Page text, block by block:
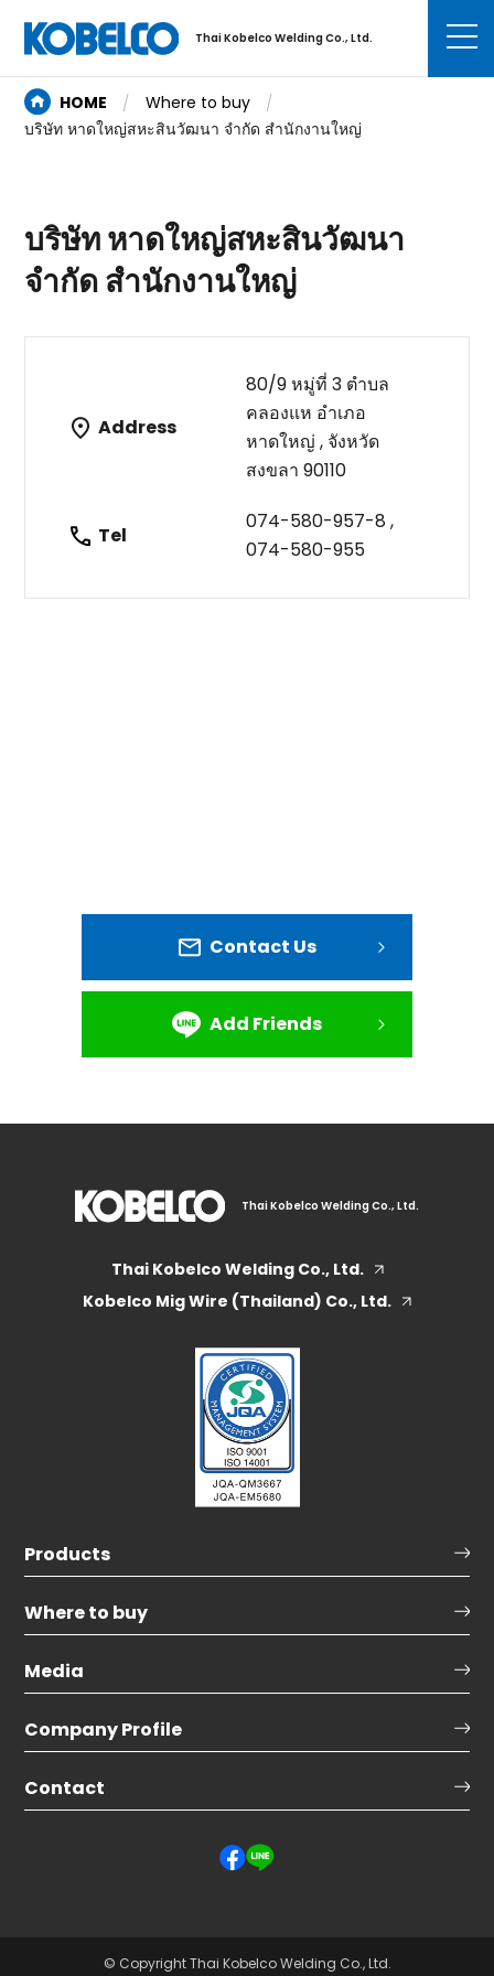
Thai Kobelco Welding Co., Ltd.
HOME
Where to buy
บริษัท หาดใหญ่สหะสินวัฒนา จำกัด สำนักงานใหญ่
บริษัท หาดใหญ่สหะสินวัฒนา
จำกัด สำนักงานใหญ่
Address
80/9 หมู่ที่ 3 ตำบล
คลองแห อำเภอ
หาดใหญ่ , จังหวัด
สงขลา 90110
Tel
074-580-957-8 ,
074-580-955
Contact Us
Add Friends
Thai Kobelco Welding Co., Ltd.
Thai Kobelco Welding Co., Ltd.
Kobelco Mig Wire (Thailand) Co., Ltd.
Products
Where to buy
Media
Company Profile
Contact
© Copyright Thai Kobelco Welding Co., Ltd.